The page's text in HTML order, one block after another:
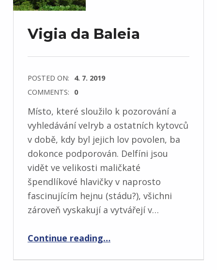
Vigia da Baleia
POSTED ON: 4. 7. 2019
COMMENTS: 0
Místo, které sloužilo k pozorování a
vyhledávání velryb a ostatních kytovců
v době, kdy byl jejich lov povolen, ba
dokonce podporován. Delfíni jsou
vidět ve velikosti maličkaté
špendlíkové hlavičky v naprosto
fascinujícím hejnu (stádu?), všichni
zároveň vyskakují a vytvářejí v…
Continue reading…